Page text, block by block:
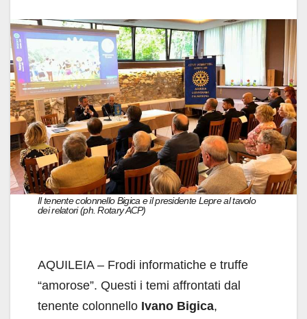
c
e
b
o
o
k
at
s
A
p
p
k
e
dI
n
ail n
di
vi
di
Il tenente colonnello Bigica e il presidente Lepre al tavolo
dei relatori (ph. Rotary ACP)
AQUILEIA – Frodi informatiche e truffe
“amorose”. Questi i temi affrontati dal
tenente colonnello Ivano Bigica,